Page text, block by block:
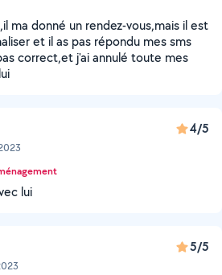
ma donné un rendez-vous,mais il est
et il as pas répondu mes sms
correct,et j'ai annulé toute mes
4/5
lui
5/5